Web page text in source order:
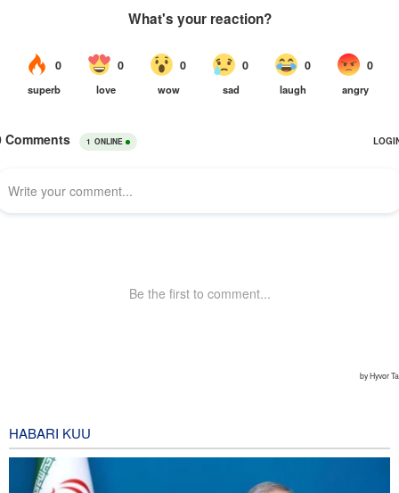
HABARI KUU